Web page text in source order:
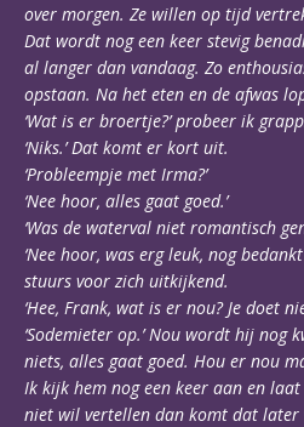
over morgen. Ze willen op tijd
Dat wordt nog een keer stevig
al langer dan vandaag. Zo
opstaan. Na het eten en de afwas
‘Wat is er broertje?’ probeer ik
‘Niks.’ Dat komt er kort uit.
‘Probleempje met Irma?’
‘Nee hoor, alles gaat goed.’
‘Was de waterval niet romantisch
‘Nee hoor, was erg leuk, nog
stuurs voor zich uitkijkend.
‘Hee, Frank, wat is er nou? Je doet
‘Sodemieter op.’ Nou wordt hij nog
niets, alles gaat goed. Hou er nou
Ik kijk hem nog een keer aan en
niet wil vertellen dan komt dat later